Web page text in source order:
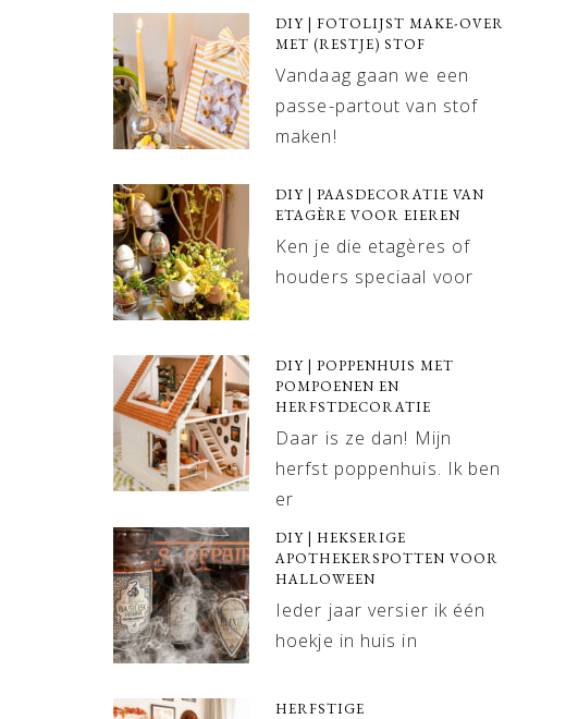
DIY | FOTOLIJST MAKE-OVER
MET (RESTJE) STOF
Vandaag gaan we een
passe-partout van stof
maken!
DIY | PAASDECORATIE VAN
ETAGÈRE VOOR EIEREN
Ken je die etagères of
houders speciaal voor
DIY | POPPENHUIS MET
POMPOENEN EN
HERFSTDECORATIE
Daar is ze dan! Mijn
herfst poppenhuis. Ik ben
er
DIY | HEKSERIGE
APOTHEKERSPOTTEN VOOR
HALLOWEEN
Ieder jaar versier ik één
hoekje in huis in
HERFSTIGE